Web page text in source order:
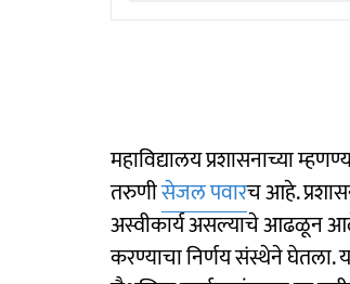
महाविद्यालय प्रशासनाच्या
तरुणीसेजल पवारच आहे.
अस्वीकार्य असल्याचे आढळून आले.
करण्याचा निर्णय संस्थेने घेतला.